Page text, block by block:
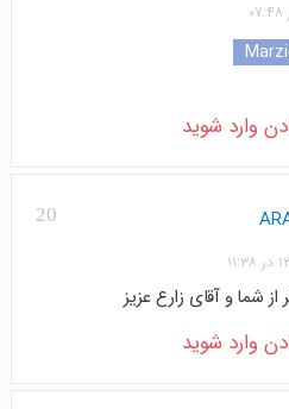
وارد شوید
20
از شما و آقای زارع عزیز
وارد شوید